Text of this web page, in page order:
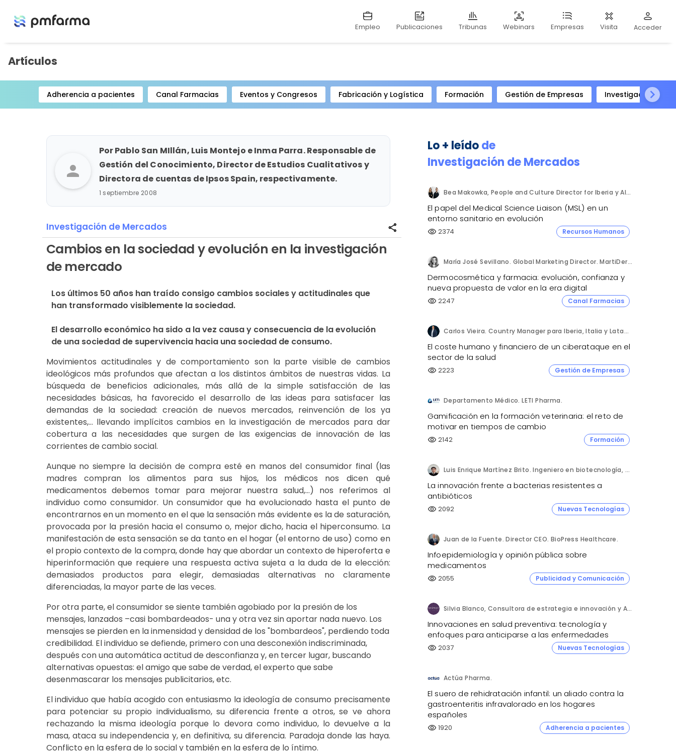
Empleo Publicaciones Tribunas Webinars Empresas Visita Acceder
Artículos
Adherencia a pacientes Canal Farmacias Eventos y Congresos Fabricación y Logística Formación Gestión de Empresas
Investigación
Item
person
Por Pablo San MIllán, Luis Montejo e Inma Parra. Responsable de
Gestión del Conocimiento, Director de Estudios Cualitativos y
Directora de cuentas de Ipsos Spain, respectivamente.
1 septiembre 2008
Investigación de Mercados share
Cambios en la sociedad y evolución en la investigación
de mercado
Los últimos 50 años han traído consigo cambios sociales y actitudinales que
han transformado visiblemente la sociedad.
El desarrollo económico ha sido a la vez causa y consecuencia de la evolución
de una sociedad de supervivencia hacia una sociedad de consumo.
Movimientos actitudinales y de comportamiento son la parte visible de cambios
ideológicos más profundos que afectan a los distintos ámbitos de nuestras vidas. La
búsqueda de beneficios adicionales, más allá de la simple satisfacción de las
necesidades básicas, ha favorecido el desarrollo de las ideas para satisfacer las
demandas de la sociedad: creación de nuevos mercados, reinvención de los ya
existentes,… llevando implícitos cambios en la investigación de mercados para dar
cobertura a las necesidades que surgen de las exigencias de innovación de las
corrientes de cambio social.
Aunque no siempre la decisión de compra esté en manos del consumidor final (las
madres compran los alimentos para sus hijos, los médicos nos dicen qué
medicamentos debemos tomar para mejorar nuestra salud,…) nos referimos al
individuo como consumidor. Un consumidor que ha evolucionado hasta el punto de
encontrarnos en un momento en el que la sensación más evidente es la de saturación,
provocada por la presión hacia el consumo o, mejor dicho, hacia el hiperconsumo. La
manifestación de esta sensación se da tanto en el hogar (el entorno de uso) como en
el propio contexto de la compra, donde hay que abordar un contexto de hiperoferta e
hiperinformación que requiere una respuesta activa sujeta a la duda de la elección:
demasiados productos para elegir, demasiadas alternativas no claramente
diferenciadas, la mayor parte de las veces.
Por otra parte, el consumidor se siente también agobiado por la presión de los
mensajes, lanzados –casi bombardeados- una y otra vez sin aportar nada nuevo. Los
mensajes se pierden en la inmensidad y densidad de los "bombardeos", perdiendo toda
credibilidad. El individuo se defiende, primero con una desconexión indiscriminada,
después con una automática actitud de desconfianza y, en tercer lugar, buscando
alternativas opuestas: el amigo que sabe de verdad, el experto que sabe
desenmascarar los mensajes publicitarios, etc.
El individuo que había acogido con entusiasmo la ideología de consumo precisamente
para potenciar su propio individualismo, su diferencia frente a otros, se ve ahora
rechazando la misma ideología porque lo devora como individuo, lo devuelve a la
masa, ataca su independencia y, en definitiva, su diferencia. Paradoja donde las haya.
Conflicto en la esfera de lo social y también en la esfera de lo íntimo.
Lo + leídode
Investigación de Mercados
Bea Makowka, People and Culture Director for Iberia y Alberto Municio, Talent Seach Solutions Lead for Iberia. Inizio Engage.
El papel del Medical Science Liaison (MSL) en un
entorno sanitario en evolución
visibility 2374 Recursos Humanos
María José Sevillano. Global Marketing Director. MartiDerm.
Dermocosmética y farmacia: evolución, confianza y
nueva propuesta de valor en la era digital
visibility 2247 Canal Farmacias
Carlos Vieira. Country Manager para Iberia, Italia y Latam. Hornetsecurity.
El coste humano y financiero de un ciberataque en el
sector de la salud
visibility 2223 Gestión de Empresas
Departamento Médico. LETI Pharma.
Gamificación en la formación veterinaria: el reto de
motivar en tiempos de cambio
visibility 2142 Formación
Luis Enrique Martínez Brito. Ingeniero en biotecnología, México.
La innovación frente a bacterias resistentes a
antibióticos
visibility 2092 Nuevas Tecnologías
Juan de la Fuente. Director CEO. BioPress Healthcare.
Infoepidemiología y opinión pública sobre
medicamentos
visibility 2055 Publicidad y Comunicación
Silvia Blanco, Consultora de estrategia e innovación y Ana Leal, Consultora Senior de estrategia e innovación. ANIMA.
Innovaciones en salud preventiva: tecnología y
enfoques para anticiparse a las enfermedades
visibility 2037 Nuevas Tecnologías
Actúa Pharma.
El suero de rehidratación infantil: un aliado contra la
gastroenteritis infravalorado en los hogares
españoles
visibility 1920 Adherencia a pacientes